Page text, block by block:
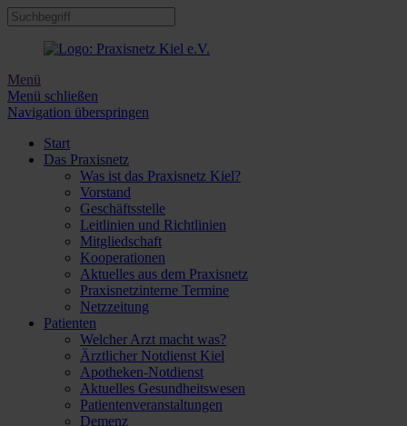
Menü
Menü schließen
Navigation überspringen
Start
Das Praxisnetz
Was ist das Praxisnetz Kiel?
Vorstand
Geschäftsstelle
Leitlinien und Richtlinien
Mitgliedschaft
Kooperationen
Aktuelles aus dem Praxisnetz
Praxisnetzinterne Termine
Netzzeitung
Patienten
Welcher Arzt macht was?
Ärztlicher Notdienst Kiel
Apotheken-Notdienst
Aktuelles Gesundheitswesen
Patientenveranstaltungen
Demenz